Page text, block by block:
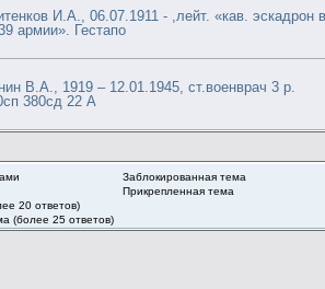
И.А., 06.07.1911 - ,лейт. «кав. эскадрон в
армии». Гестапо
В.А., 1919 – 12.01.1945, ст.военврач 3 р.
380сд 22 А
20 ответов)
(более 25 ответов)
Заблокированная тема
Прикрепленная тема